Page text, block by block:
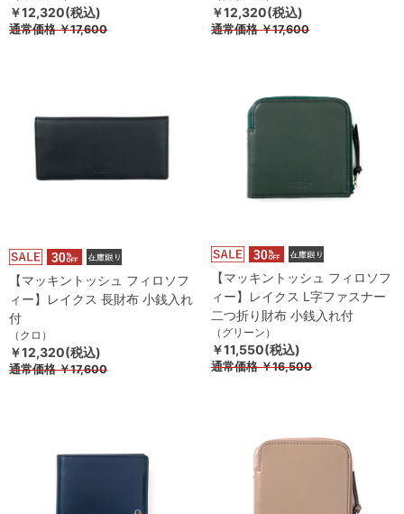
￥12,320(税込)
通常価格￥17,600
￥12,320(税込)
通常価格￥17,600
【マッキントッシュ フィロソフ
ィー】レイクス 長財布 小銭入れ
付
（クロ）
￥12,320(税込)
通常価格￥17,600
【マッキントッシュ フィロソフ
ィー】レイクス L字ファスナー
二つ折り財布 小銭入れ付
（グリーン）
￥11,550(税込)
通常価格￥16,500